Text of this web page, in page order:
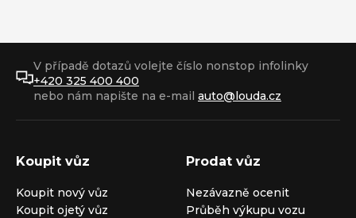
V případě dotazů volejte číslo nonstop infolinky
+420 325 400 400
nebo nám napište na e-mail auto@louda.cz
Koupit vůz
Koupit nový vůz
Koupit ojetý vůz
Prodat vůz
Nezávazně ocenit
Průběh výkupu vozu